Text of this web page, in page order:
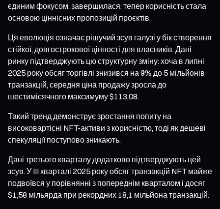
єдиним фокусом, завершилася; тепер корисність стала
основою ціннісних пропозицій проєктів.
Ця еволюція означає рішучий зсув галузі у бік створення
стійкої, довгострокової цінності для власників. Дані
ринку підтверджують цю структурну зміну: хоча в липні
2025 року обсяг торгівлі знизився на 9% до 5 мільйонів
транзакцій, середня ціна продажу зросла до
шестимісячного максимуму $113,08.
Такий тренд демонструє зростання попиту на
високовартісні NFT-активи з корисністю, тоді як дешеві
спекуляції поступово зникають.
Дані третього кварталу додатково підтверджують цей
зсув. У III кварталі 2025 року обсяг транзакцій NFT майже
подвоївся у порівнянні з попереднім кварталом і досяг
$1,58 мільярда при рекордних 18,1 мільйона транзакцій.